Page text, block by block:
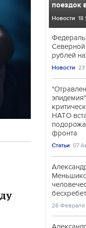
поездок
Новости 18
рублей
Новости 23
НАТО
фронта
Статьи 07
28 Февраля